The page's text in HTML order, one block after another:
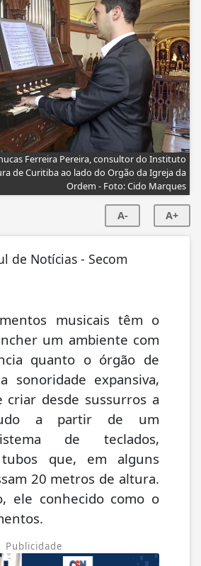
Ferreira Pereira, consultor do Instituto
de Curitiba ao lado do Orgão da Igreja da
Ordem - Foto: Cido Marques
A- A+
de Notícias - Secom
musicais têm o
um ambiente com
quanto o órgão de
sonoridade expansiva,
criar desde sussurros a
a partir de um
de teclados,
que, em alguns
20 metros de altura.
ele conhecido como o
Publicidade